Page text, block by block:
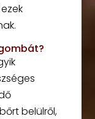
belülről,